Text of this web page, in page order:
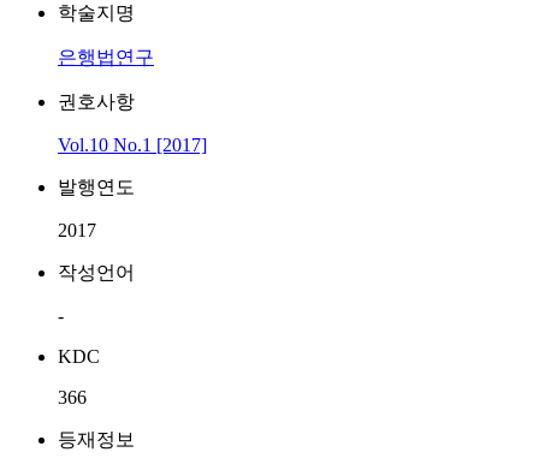
학술지명
은행법연구
권호사항
Vol.10 No.1 [2017]
발행연도
2017
작성언어
-
KDC
366
등재정보